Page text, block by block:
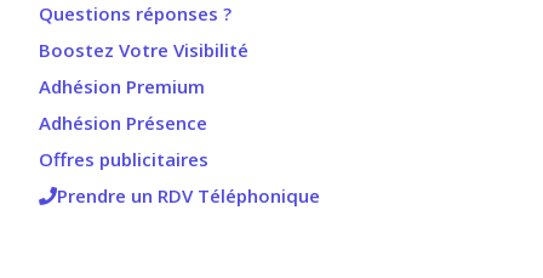
Questions réponses ?
Boostez Votre Visibilité
Adhésion Premium
Adhésion Présence
Offres publicitaires
Prendre un RDV Téléphonique